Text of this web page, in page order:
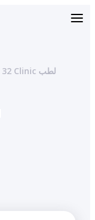
32 Clinic لطب